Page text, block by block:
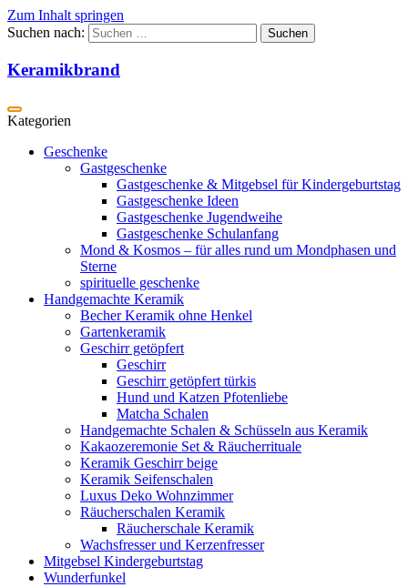
Zum Inhalt springen
Suchen nach:
Keramikbrand
Geschenke
Gastgeschenke
Gastgeschenke & Mitgebsel für Kindergeburtstag
Gastgeschenke Ideen
Gastgeschenke Jugendweihe
Gastgeschenke Schulanfang
Mond & Kosmos – für alles rund um Mondphasen und
Sterne
spirituelle geschenke
Handgemachte Keramik
Becher Keramik ohne Henkel
Gartenkeramik
Geschirr getöpfert
Geschirr
Geschirr getöpfert türkis
Hund und Katzen Pfotenliebe
Matcha Schalen
Handgemachte Schalen & Schüsseln aus Keramik
Kakaozeremonie Set & Räucherrituale
Keramik Geschirr beige
Keramik Seifenschalen
Luxus Deko Wohnzimmer
Räucherschalen Keramik
Räucherschale Keramik
Wachsfresser und Kerzenfresser
Mitgebsel Kindergeburtstag
Wunderfunkel